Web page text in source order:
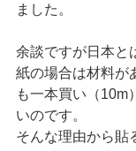
ました。
余談ですが日本と
紙の場合は材料が
も一本買い（10m
いのです。
そんな理由から貼